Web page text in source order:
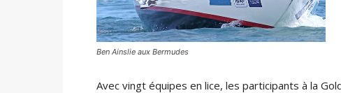
Ben Ainslie aux Bermudes
Avec vingt équipes en lice, les participants à la